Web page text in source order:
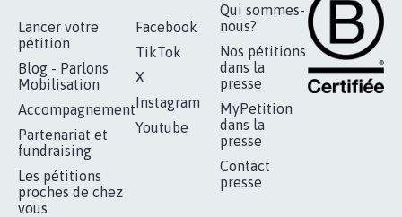
Lancer votre
pétition
Blog - Parlons
Mobilisation
Accompagnement
Partenariat et
fundraising
Les pétitions
proches de chez
vous
Facebook
TikTok
X
Instagram
Youtube
Qui sommes-
nous?
Nos pétitions
dans la
presse
MyPetition
dans la
presse
Contact
presse